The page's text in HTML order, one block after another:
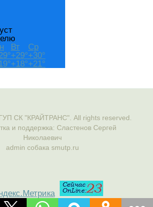
Вт
Ср
+29°+30°
+18°+21°
СК "КРАЙТРАНС". All rights reserved.
и поддержка: Сластенов Сергей
Николаевич
admin собака smutp.ru